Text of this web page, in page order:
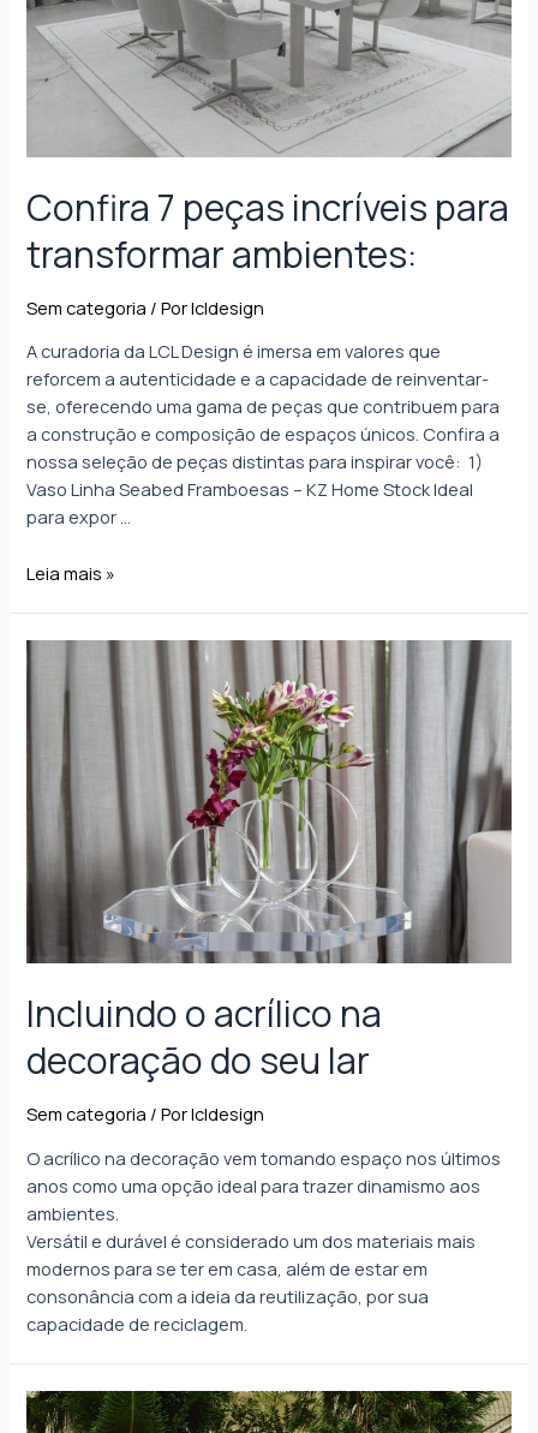
Confira 7 peças incríveis para
transformar ambientes:
Sem categoria / Porlcldesign
A curadoria da LCL Design é imersa em valores que
reforcem a autenticidade e a capacidade de reinventar-
se, oferecendo uma gama de peças que contribuem para
a construção e composição de espaços únicos. Confira a
nossa seleção de peças distintas para inspirar você: 1)
Vaso Linha Seabed Framboesas – KZ Home Stock Ideal
para expor …
Leia mais »
Incluindo o acrílico na
decoração do seu lar
Sem categoria / Porlcldesign
O acrílico na decoração vem tomando espaço nos últimos
anos como uma opção ideal para trazer dinamismo aos
ambientes.
Versátil e durável é considerado um dos materiais mais
modernos para se ter em casa, além de estar em
consonância com a ideia da reutilização, por sua
capacidade de reciclagem.